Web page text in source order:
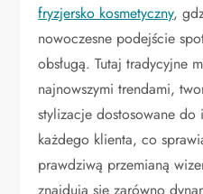
fryzjersko kosmetyczny,
nowoczesne podejście
obsługą. Tutaj tradycyjne
najnowszymi trendami,
stylizacje dostosowane
każdego klienta, co
prawdziwą przemianą